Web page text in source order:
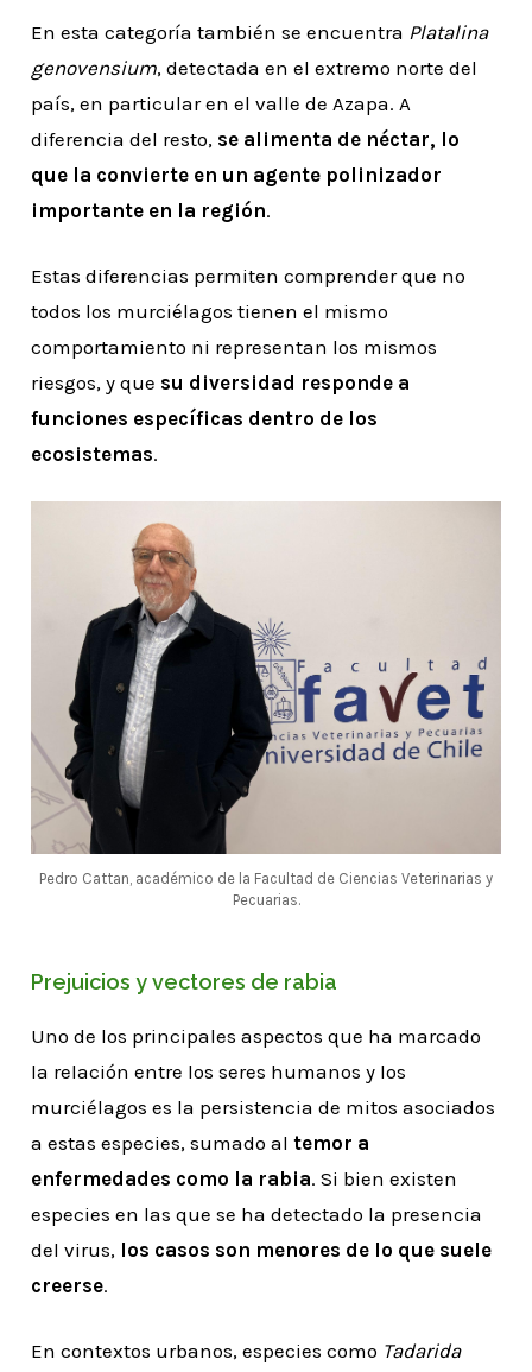
En esta categoría también se encuentra Platalina
genovensium, detectada en el extremo norte del
país, en particular en el valle de Azapa. A
diferencia del resto, se alimenta de néctar, lo
que la convierte en un agente polinizador
importante en la región.
Estas diferencias permiten comprender que no
todos los murciélagos tienen el mismo
comportamiento ni representan los mismos
riesgos, y que su diversidad responde a
funciones específicas dentro de los
ecosistemas.
Pedro Cattan, académico de la Facultad de Ciencias Veterinarias y
Pecuarias.
Prejuicios y vectores de rabia
Uno de los principales aspectos que ha marcado
la relación entre los seres humanos y los
murciélagos es la persistencia de mitos asociados
a estas especies, sumado altemor a
enfermedades como la rabia. Si bien existen
especies en las que se ha detectado la presencia
del virus, los casos son menores de lo que suele
creerse.
En contextos urbanos, especies como Tadarida